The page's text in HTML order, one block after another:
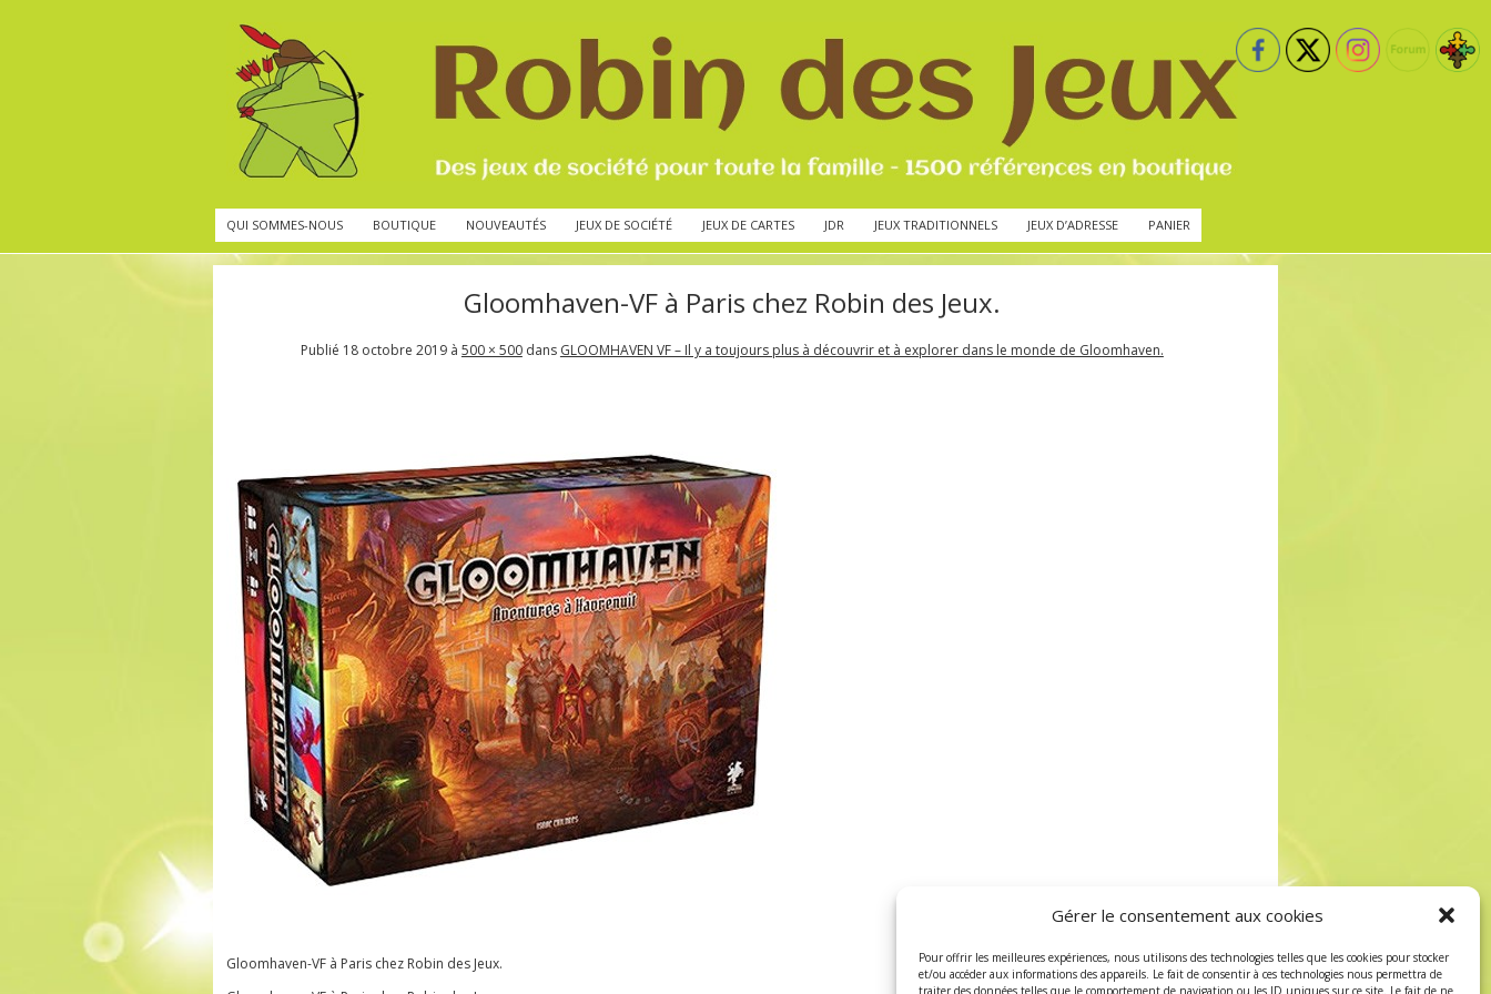
Gérer le consentement aux cookies
Pour offrir les meilleures expériences, nous utilisons des technologies telles que les cookies pour stocker
et/ou accéder aux informations des appareils. Le fait de consentir à ces technologies nous permettra de
traiter des données telles que le comportement de navigation ou les ID uniques sur ce site. Le fait de ne
QUI SOMMES-NOUS BOUTIQUE NOUVEAUTÉS JEUX DE SOCIÉTÉ JEUX DE CARTES JDR JEUX TRADITIONNELS JEUX D’ADRESSE PANIER
Gloomhaven-VF à Paris chez Robin des Jeux.
Publié 18 octobre 2019à 500 × 500dans GLOOMHAVEN VF – Il y a toujours plus à découvrir et à explorer dans le monde de Gloomhaven.
Gloomhaven-VF à Paris chez Robin des Jeux.